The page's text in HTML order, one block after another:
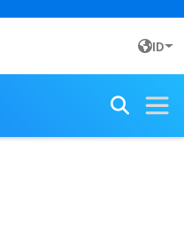
ID